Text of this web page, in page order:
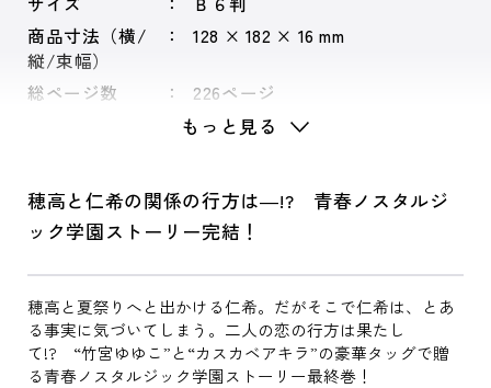
商品寸法（横/
縦/束幅）
128 × 182 × 16 mm
総ページ数 226ページ
もっと見る
穂高と仁希の関係の行方は―!? 青春ノスタルジ
ック学園ストーリー完結！
穂高と夏祭りへと出かける仁希。だがそこで仁希は、とあ
る事実に気づいてしまう。二人の恋の行方は果たし
て!? “竹宮ゆゆこ”と“カスカベアキラ”の豪華タッグで贈
る青春ノスタルジック学園ストーリー最終巻！